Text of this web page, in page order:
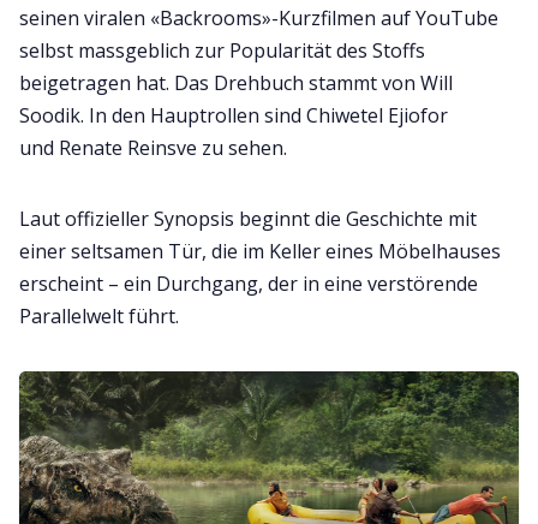
seinen viralen «Backrooms»-Kurzfilmen auf YouTube
selbst massgeblich zur Popularität des Stoffs
beigetragen hat. Das Drehbuch stammt von Will
Soodik. In den Hauptrollen sind Chiwetel Ejiofor
und Renate Reinsve zu sehen.
Laut offizieller Synopsis beginnt die Geschichte mit
einer seltsamen Tür, die im Keller eines Möbelhauses
erscheint – ein Durchgang, der in eine verstörende
Parallelwelt führt.